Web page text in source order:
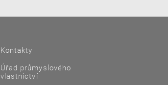
Kontakty
Úřad průmyslového
vlastnictví